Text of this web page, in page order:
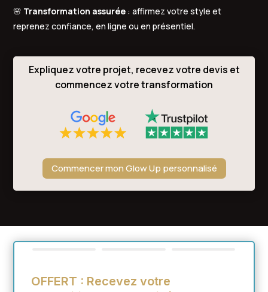
🌸 Transformation assurée : affirmez votre style et
reprenez confiance, en ligne ou en présentiel.
Expliquez votre projet, recevez votre devis et
commencez votre transformation
Commencer mon Glow Up personnalisé